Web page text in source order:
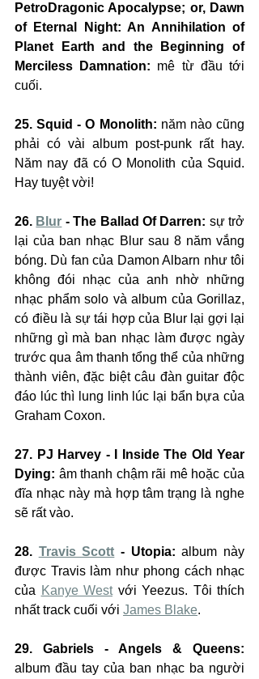
PetroDragonic Apocalypse; or, Dawn
of Eternal Night: An Annihilation of
Planet Earth and the Beginning of
Merciless Damnation: mê từ đầu tới
cuối.
25. Squid - O Monolith: năm nào cũng
phải có vài album post-punk rất hay.
Năm nay đã có O Monolith của Squid.
Hay tuyệt vời!
26. Blur - The Ballad Of Darren: sự trở
lại của ban nhạc Blur sau 8 năm vắng
bóng. Dù fan của Damon Albarn như tôi
không đói nhạc của anh nhờ những
nhạc phẩm solo và album của Gorillaz,
có điều là sự tái hợp của Blur lại gợi lại
những gì mà ban nhạc làm được ngày
trước qua âm thanh tổng thể của những
thành viên, đặc biệt câu đàn guitar độc
đáo lúc thì lung linh lúc lại bẩn bựa của
Graham Coxon.
27. PJ Harvey - I Inside The Old Year
Dying: âm thanh chậm rãi mê hoặc của
đĩa nhạc này mà hợp tâm trạng là nghe
sẽ rất vào.
28. Travis Scott - Utopia: album này
được Travis làm như phong cách nhạc
của Kanye West với Yeezus. Tôi thích
nhất track cuối với James Blake.
album đầu tay của ban nhạc ba người